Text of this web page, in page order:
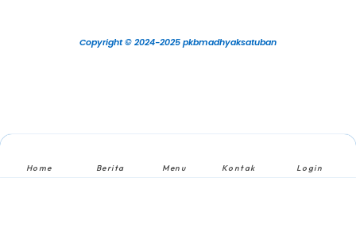
Copyright © 2024-2025 pkbmadhyaksatuban
Home Berita Menu Kontak Login